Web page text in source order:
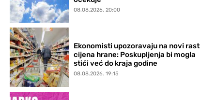
08.08.2026. 20:00
Ekonomisti upozoravaju na novi rast
cijena hrane: Poskupljenja bi mogla
stići već do kraja godine
08.08.2026. 19:15